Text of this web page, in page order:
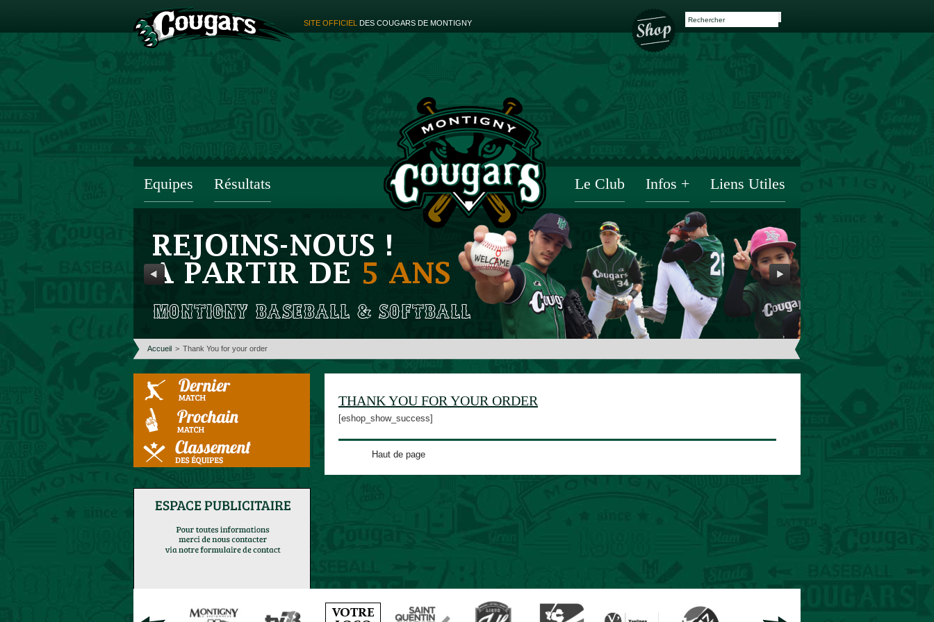
SITE OFFICIEL DES COUGARS DE MONTIGNY
Equipes Résultats Le Club Infos + Liens Utiles
Accueil > Thank You for your order
THANK YOU FOR YOUR ORDER
[eshop_show_success]
Haut de page